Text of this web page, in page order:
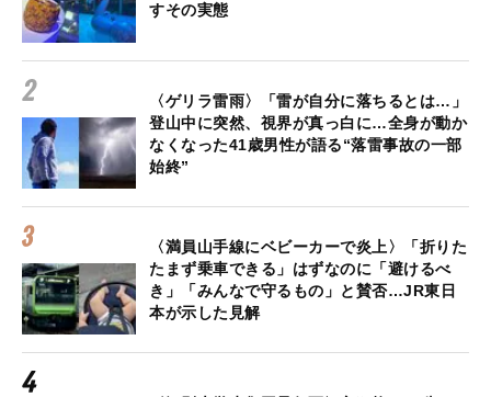
すその実態
〈ゲリラ雷雨〉「雷が自分に落ちるとは…」
登山中に突然、視界が真っ白に…全身が動か
なくなった41歳男性が語る“落雷事故の一部
始終”
〈満員山手線にベビーカーで炎上〉「折りた
たまず乗車できる」はずなのに「避けるべ
き」「みんなで守るもの」と賛否…JR東日
本が示した見解